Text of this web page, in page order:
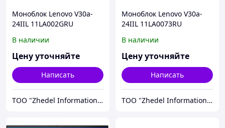
Моноблок Lenovo V30a-
24IIL 11LA002GRU
В наличии
Цену уточняйте
Написать
ТОО "Zhedel Information Systems"
Моноблок Lenovo V30a-
24IIL 11LA0073RU
В наличии
Цену уточняйте
Написать
ТОО "Zhedel Information Systems"